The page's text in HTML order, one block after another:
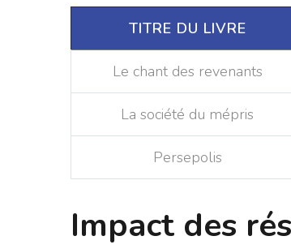
TITRE DU LIVRE
Le chant des revenants
La société du mépris
Persepolis
Impact des